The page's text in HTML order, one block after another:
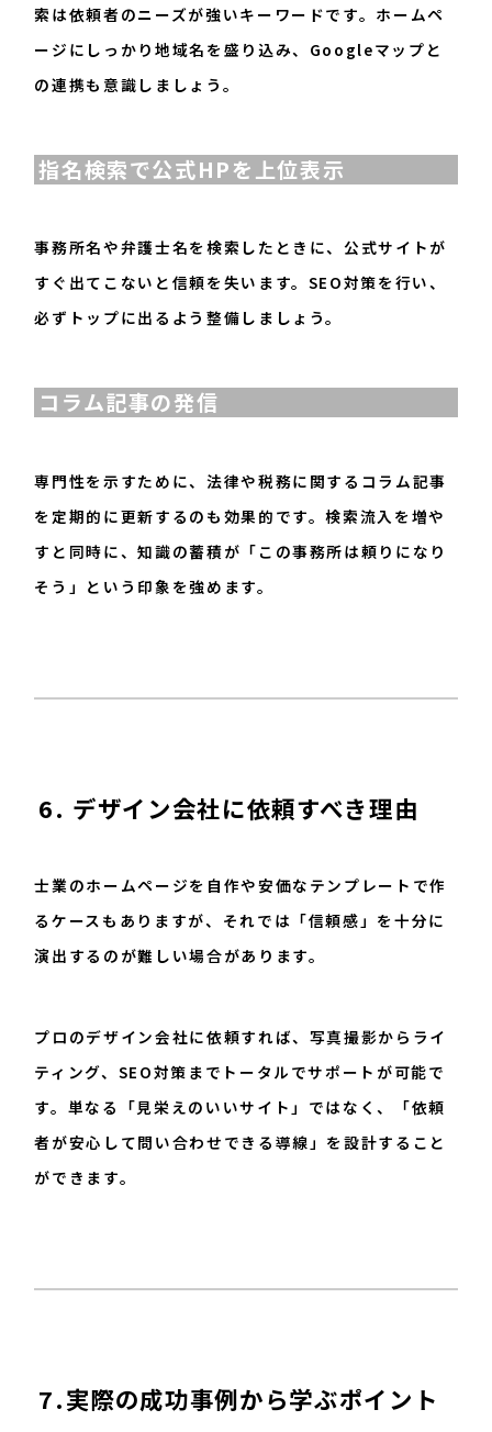
索は依頼者のニーズが強いキーワードです。ホームペ
ージにしっかり地域名を盛り込み、Googleマップと
の連携も意識しましょう。
指名検索で公式HPを上位表示
事務所名や弁護士名を検索したときに、公式サイトが
すぐ出てこないと信頼を失います。SEO対策を行い、
必ずトップに出るよう整備しましょう。
コラム記事の発信
専門性を示すために、法律や税務に関するコラム記事
を定期的に更新するのも効果的です。検索流入を増や
すと同時に、知識の蓄積が「この事務所は頼りになり
そう」という印象を強めます。
6. デザイン会社に依頼すべき理由
士業のホームページを自作や安価なテンプレートで作
るケースもありますが、それでは「信頼感」を十分に
演出するのが難しい場合があります。
プロのデザイン会社に依頼すれば、写真撮影からライ
ティング、SEO対策までトータルでサポートが可能で
す。単なる「見栄えのいいサイト」ではなく、「依頼
者が安心して問い合わせできる導線」を設計すること
ができます。
7.実際の成功事例から学ぶポイント